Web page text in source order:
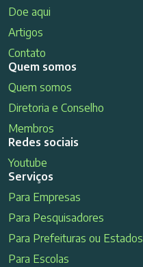
Doe aqui
Artigos
Contato
Quem somos
Quem somos
Diretoria e Conselho
Membros
Redes sociais
Youtube
Serviços
Para Empresas
Para Pesquisadores
Para Prefeituras ou Estados
Para Escolas